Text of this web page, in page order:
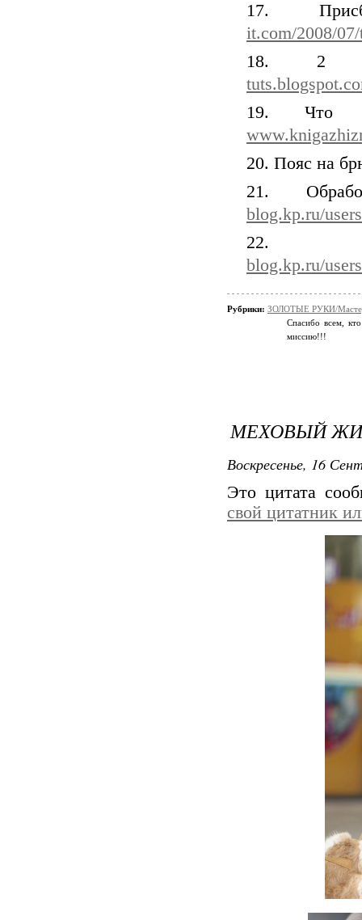
17.
it.com/2008/
18. 2
19. Что
20. Пояс на
21.
blog.kp.ru/
22.
blog.kp.ru/
Рубрики: ЗОЛОТЫЕ РУКИ/
Спасибо всем,
миссию!!!
МЕХОВЫЙ
Воскресенье, 16
Это цитата
свой цитатник